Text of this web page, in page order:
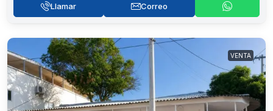
Llamar Correo
VENTA